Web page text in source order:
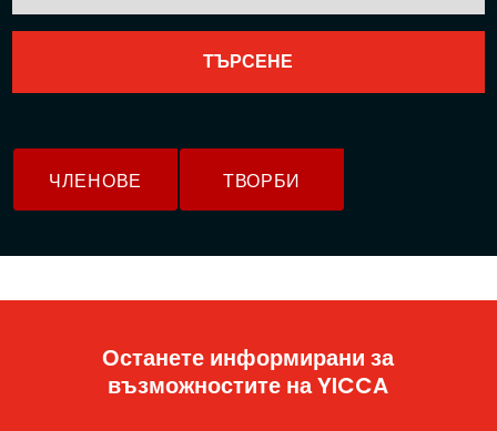
ЧЛЕНОВЕ ТВОРБИ
Останете информирани за
възможностите на YICCA